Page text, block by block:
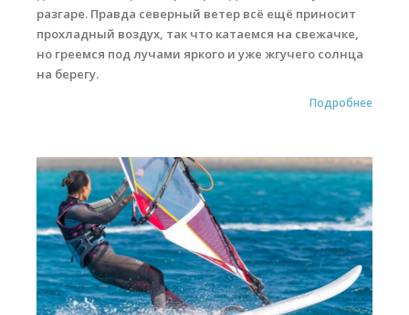
разгаре. Правда северный ветер всё ещё приносит
прохладный воздух, так что катаемся на свежачке,
но греемся под лучами яркого и уже жгучего солнца
на берегу.
Подробнее